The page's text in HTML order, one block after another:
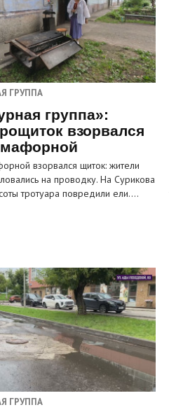
ГРУППА
группа»:
взорвался
взорвался щиток: жители
на проводку. На Сурикова
тротуара повредили ели.…
ГРУППА